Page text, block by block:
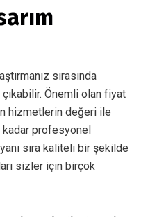
sırasında
Önemli olan fiyat
hizmetlerin değeri ile
kadar profesyonel
sıra kaliteli bir şekilde
sizler için birçok